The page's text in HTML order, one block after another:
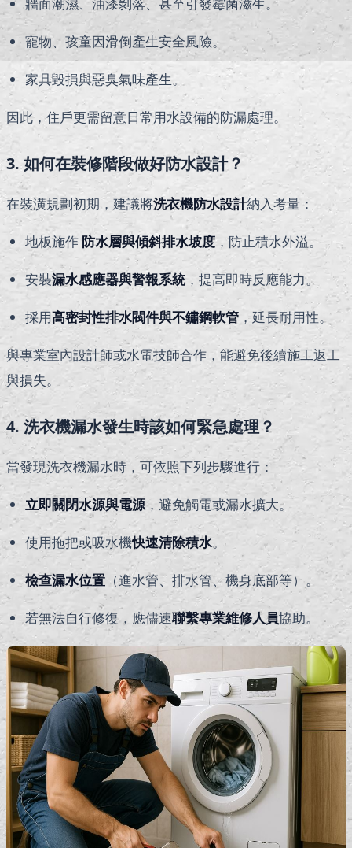
寵物、孩童因滑倒產生安全風險。
家具毀損與惡臭氣味產生。
因此，住戶更需留意日常用水設備的防漏處理。
3. 如何在裝修階段做好防水設計？
在裝潢規劃初期，建議將洗衣機防水設計納入考量：
地板施作 防水層與傾斜排水坡度，防止積水外溢。
安裝漏水感應器與警報系統，提高即時反應能力。
採用高密封性排水閥件與不鏽鋼軟管 ，延長耐用性。
與專業室內設計師或水電技師合作，能避免後續施工返工
與損失。
4. 洗衣機漏水發生時該如何緊急處理？
當發現洗衣機漏水時，可依照下列步驟進行：
立即關閉水源與電源，避免觸電或漏水擴大。
使用拖把或吸水機快速清除積水。
檢查漏水位置 （進水管、排水管、機身底部等）。
若無法自行修復，應儘速聯繫專業維修人員協助。